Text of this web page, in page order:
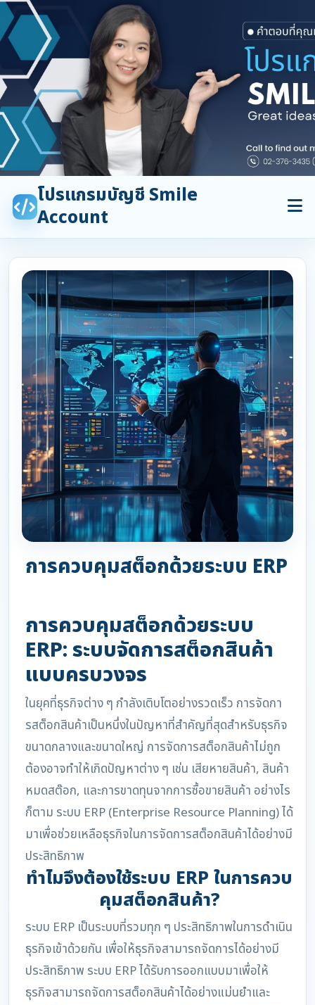
โปรแกรมบัญชี Smile
Account
การควบคุมสต็อกด้วยระบบ ERP
การควบคุมสต็อกด้วยระบบ
ERP: ระบบจัดการสต็อกสินค้า
แบบครบวงจร
ในยุคที่ธุรกิจต่าง ๆ กำลังเติบโตอย่างรวดเร็ว การจัดกา
รสต็อกสินค้าเป็นหนึ่งในปัญหาที่สำคัญที่สุดสำหรับธุรกิจ
ขนาดกลางและขนาดใหญ่ การจัดการสต็อกสินค้าไม่ถูก
ต้องอาจทำให้เกิดปัญหาต่าง ๆ เช่น เสียหายสินค้า, สินค้า
หมดสต๊อก, และการขาดทุนจากการซื้อขายสินค้า อย่างไร
ก็ตาม ระบบ ERP (Enterprise Resource Planning) ได้
มาเพื่อช่วยเหลือธุรกิจในการจัดการสต็อกสินค้าได้อย่างมี
ประสิทธิภาพ
ทำไมจึงต้องใช้ระบบ ERP ในการควบ
คุมสต็อกสินค้า?
ระบบ ERP เป็นระบบที่รวมทุก ๆ ประสิทธิภาพในการดำเนิน
ธุรกิจเข้าด้วยกัน เพื่อให้ธุรกิจสามารถจัดการได้อย่างมี
ประสิทธิภาพ ระบบ ERP ได้รับการออกแบบมาเพื่อให้
ธุรกิจสามารถจัดการสต็อกสินค้าได้อย่างแม่นยำและ